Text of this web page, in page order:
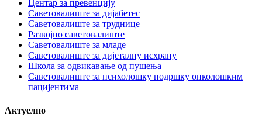
Центар за превенцију
Саветовалиште за дијабетес
Саветовалиште за труднице
Развојно саветовалиште
Саветовалиште за младе
Саветовалиште за дијеталну исхрану
Школа за одвикавање од пушења
Саветовалиште за психолошку подршку онколошким
пацијентима
Актуелно